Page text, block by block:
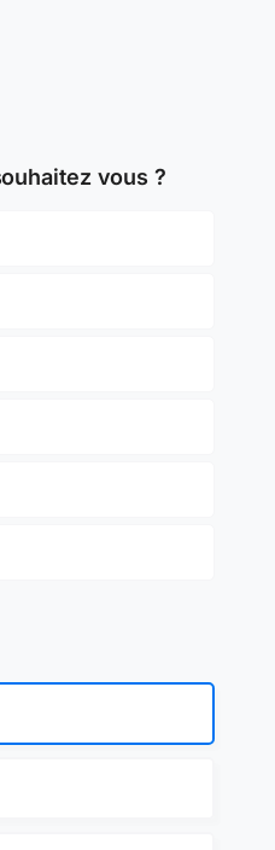
vous ?